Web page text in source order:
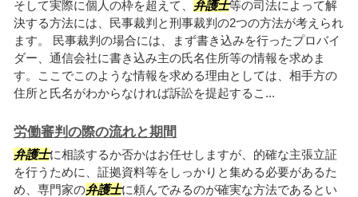
そして実際に個人の枠を超えて、 弁護士等の司法によって解
決する方法には、民事裁判と刑事裁判の2つの方法が考えられ
ます。 民事裁判の場合には、まず書き込みを行ったプロバイ
ダー、通信会社に書き込み主の氏名住所等の情報を求めま
す。ここでこのような情報を求める理由としては、相手方の
住所と氏名がわからなければ訴訟を提起するこ...
労働審判の際の流れと期間
弁護士に相談するか否かはお任せしますが、的確な主張立証
を行うために、証拠資料等をしっかりと集める必要があるた
め、専門家の弁護士に頼んでみるのが確実な方法であるとい